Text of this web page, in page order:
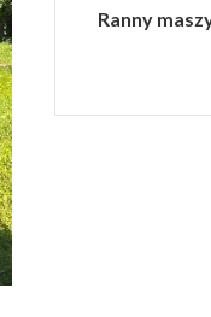
Ranny